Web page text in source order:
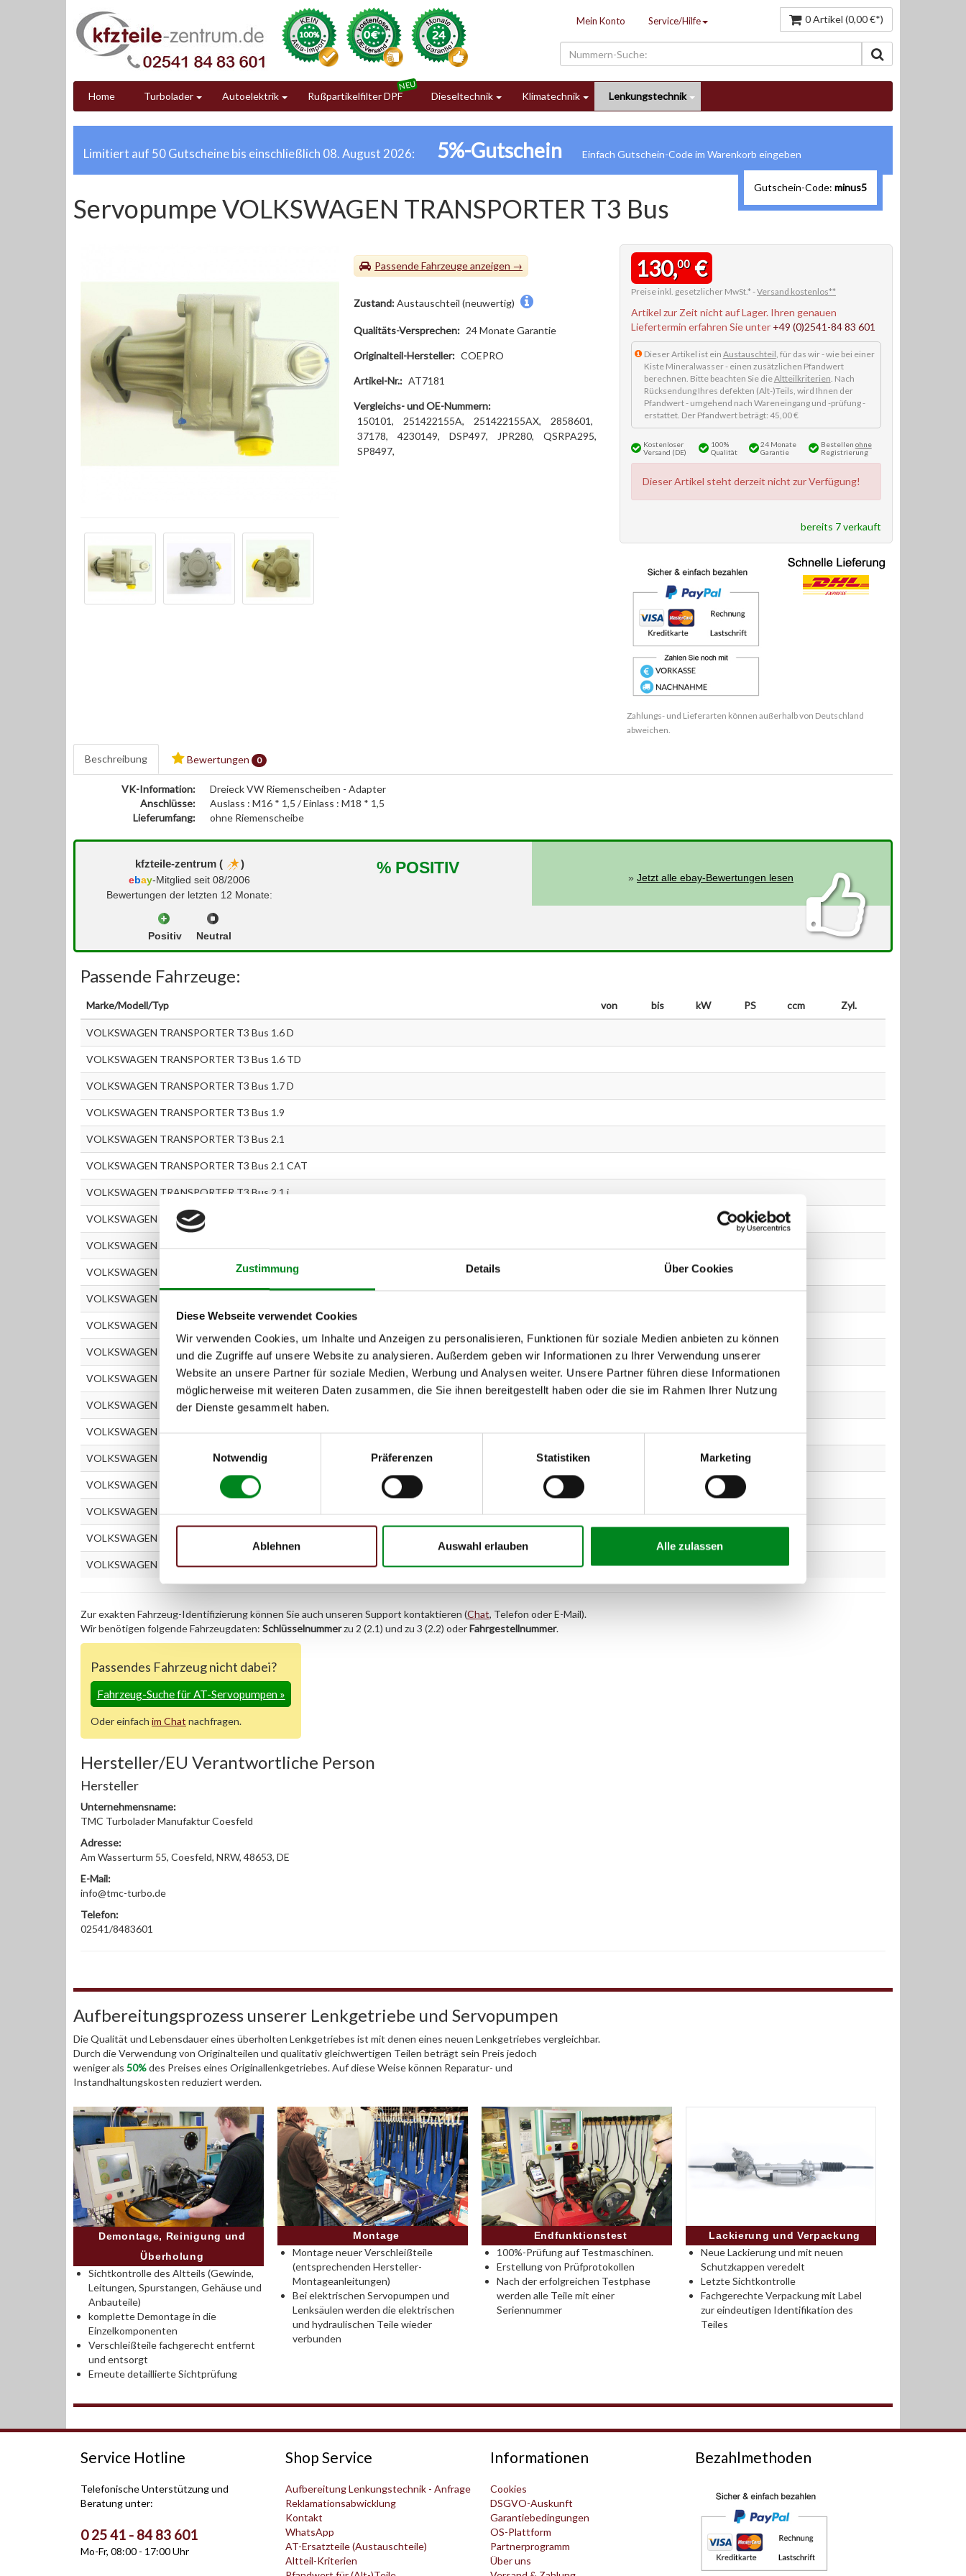
Zustimmung Details Über Cookies
Diese Webseite verwendet Cookies
Wir verwenden Cookies, um Inhalte und Anzeigen zu personalisieren, Funktionen für soziale Medien anbieten zu können
und die Zugriffe auf unsere Website zu analysieren. Außerdem geben wir Informationen zu Ihrer Verwendung unserer
Website an unsere Partner für soziale Medien, Werbung und Analysen weiter. Unsere Partner führen diese Informationen
möglicherweise mit weiteren Daten zusammen, die Sie ihnen bereitgestellt haben oder die sie im Rahmen Ihrer Nutzung
der Dienste gesammelt haben.
Notwendig
Präferenzen Statistiken Marketing
Ablehnen Auswahl erlauben Alle zulassen
Mein Konto Service/Hilfe 0 Artikel (0,00 €*)
Home Turbolader Autoelektrik Rußpartikelfilter DPF Dieseltechnik Klimatechnik Lenkungstechnik
Limitiert auf 50 Gutscheine bis einschließlich 08. August 2026: 5%-Gutschein
Gutschein-Code: minus5
Servopumpe VOLKSWAGEN TRANSPORTER T3 Bus
Passende Fahrzeuge
Zustand:Austauschteil (neuwertig)
Qualitäts-Versprechen: 24 Monate Garantie
Originalteil-Hersteller: COEPRO
Artikel-Nr.: AT7181
Vergleichs- und OE-Nummern:
150101,
251422155A, 251422155AX,
2858601,
37178,
4230149, DSP497, JPR280,
QSRPA295,
SP8497,
130,00€
Preise inkl. gesetzlicher MwSt.* -Versand kostenlos**
Artikel zur Zeit nicht auf Lager. Ihren genauen
Liefertermin erfahren Sie unter +49 (0)2541-84 83 601
Dieser Artikel ist ein Austauschteil, für das wir - wie bei einer
Kiste Mineralwasser - einen zusätzlichen Pfandwert
berechnen. Bitte beachten Sie dieAltteilkriterien. Nach
Rücksendung Ihres defekten (Alt-)Teils, wird Ihnen der
Pfandwert - umgehend nach Wareneingang und -prüfung -
erstattet. Der Pfandwert beträgt: 45,00 €
Kostenloser
Versand (DE)
100%
Qualität
24 Monate
Garantie
Bestellen ohne
Registrierung
Dieser Artikel steht derzeit nicht zur Verfügung!
bereits 7 verkauft
Zahlungs- und Lieferarten können außerhalb von Deutschland
abweichen.
Beschreibung Bewertungen 0
VK-Information:
Dreieck VW Riemenscheiben - Adapter
Anschlüsse:
Auslass : M16 * 1,5 / Einlass : M18 * 1,5
Lieferumfang:
ohne Riemenscheibe
kfzteile-zentrum ( )
ebay-Mitglied seit 08/2006
Bewertungen der letzten 12 Monate:
Positiv Neutral
% POSITIV
»Jetzt alle ebay-Bewertungen lesen
Passende Fahrzeuge:
Marke/Modell/Typ von bis kW PS ccm Zyl.
VOLKSWAGEN TRANSPORTER T3 Bus 1.6 D
VOLKSWAGEN TRANSPORTER T3 Bus 1.6 TD
VOLKSWAGEN TRANSPORTER T3 Bus 1.7 D
VOLKSWAGEN TRANSPORTER T3 Bus 1.9
VOLKSWAGEN TRANSPORTER T3 Bus 2.1
VOLKSWAGEN TRANSPORTER T3 Bus 2.1 CAT
VOLKSWAGEN TRANSPORTER T3 Bus 2.1 i
VOLKSWAGEN TRANSPORTER T3 Kastenwagen 1.6 D
VOLKSWAGEN TRANSPORTER T3 Kastenwagen 1.6 TD
VOLKSWAGEN TRANSPORTER T3 Kastenwagen 1.7 D
VOLKSWAGEN TRANSPORTER T3 Kastenwagen 1.9
VOLKSWAGEN TRANSPORTER T3 Kastenwagen 2.0
VOLKSWAGEN TRANSPORTER T3 Kastenwagen 2.1
VOLKSWAGEN TRANSPORTER T3 Kastenwagen 2.1 i
VOLKSWAGEN TRANSPORTER T3 Pritschenwagen 1.6 D
VOLKSWAGEN TRANSPORTER T3 Pritschenwagen 1.6 TD
VOLKSWAGEN TRANSPORTER T3 Pritschenwagen 1.7 D
VOLKSWAGEN TRANSPORTER T3 Pritschenwagen 1.9
VOLKSWAGEN TRANSPORTER T3 Pritschenwagen 2.0
VOLKSWAGEN TRANSPORTER T3 Pritschenwagen 2.1
VOLKSWAGEN TRANSPORTER T3 Pritschenwagen 2.1 i
Zur exakten Fahrzeug-Identifizierung können Sie auch unseren Support kontaktieren (Chat, Telefon oder E-Mail).
Wir benötigen folgende Fahrzeugdaten: Schlüsselnummerzu 2 (2.1) und zu 3 (2.2) oderFahrgestellnummer.
Passendes Fahrzeug nicht dabei?
Fahrzeug-Suche für AT-Servopumpen»
Oder einfach im Chat nachfragen.
Hersteller/EU Verantwortliche Person
Hersteller
Unternehmensname:
TMC Turbolader Manufaktur Coesfeld
Adresse:
Am Wasserturm 55, Coesfeld, NRW, 48653, DE
E-Mail:
info@tmc-turbo.de
Telefon:
02541/8483601
Aufbereitungsprozess unserer Lenkgetriebe und Servopumpen
Die Qualität und Lebensdauer eines überholten Lenkgetriebes ist mit denen eines neuen Lenkgetriebes vergleichbar.
Durch die Verwendung von Originalteilen und qualitativ gleichwertigen Teilen beträgt sein Preis jedoch
weniger als 50%des Preises eines Originallenkgetriebes. Auf diese Weise können Reparatur- und
Instandhaltungskosten reduziert werden.
Demontage, Reinigung und
Überholung
Sichtkontrolle des Altteils (Gewinde,
Leitungen, Spurstangen, Gehäuse und
Anbauteile)
komplette Demontage in die
Einzelkomponenten
Verschleißteile fachgerecht entfernt
und entsorgt
Erneute detaillierte Sichtprüfung
Montage
Montage neuer Verschleißteile
(entsprechenden Hersteller-
Montageanleitungen)
Bei elektrischen Servopumpen und
Lenksäulen werden die elektrischen
und hydraulischen Teile wieder
verbunden
Endfunktionstest
100%-Prüfung auf Testmaschinen.
Erstellung von Prüfprotokollen
Nach der erfolgreichen Testphase
werden alle Teile mit einer
Seriennummer
Lackierung und Verpackung
Neue Lackierung und mit neuen
Schutzkappen veredelt
Letzte Sichtkontrolle
Fachgerechte Verpackung mit Label
zur eindeutigen Identifikation des
Teiles
Service Hotline
Telefonische Unterstützung und
Beratung unter:
0 25 41 - 84 83 601
Mo-Fr, 08:00 - 17:00 Uhr
Shop Service
Aufbereitung Lenkungstechnik - Anfrage
Reklamationsabwicklung
Kontakt
WhatsApp
AT-Ersatzteile (Austauschteile)
Altteil-Kriterien
Informationen
Cookies
DSGVO-Auskunft
Garantiebedingungen
OS-Plattform
Partnerprogramm
Über uns
Bezahlmethoden